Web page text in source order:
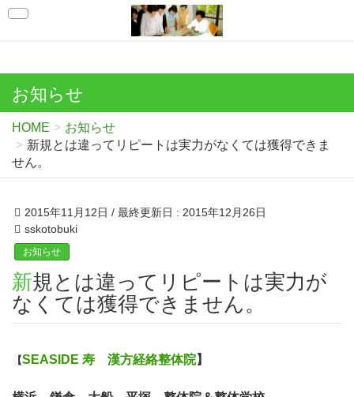
お知らせ
HOME
お知らせ
新規とは違ってリピートは実力がなくては獲得できま
せん。
2015年11月12日 / 最終更新日 : 2015年12月26日
sskotobuki
お知らせ
新規とは違ってリピートは実力が
なくては獲得できません。
【SEASIDE 寿 漢方経絡整体院】